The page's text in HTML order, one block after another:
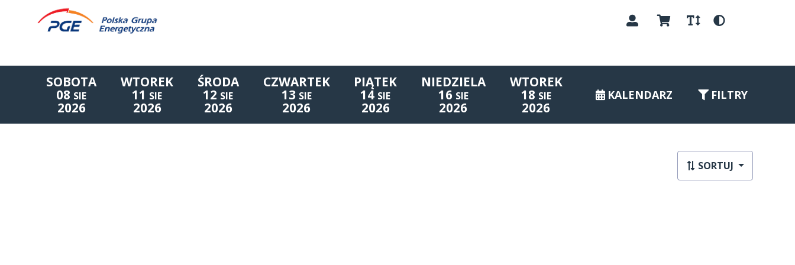
SOBOTA
08 SIE
2026
WTOREK
11 SIE
2026
ŚRODA
12 SIE
2026
CZWARTEK
13 SIE
2026
PIĄTEK
14 SIE
2026
NIEDZIELA
16 SIE
2026
WTOREK
18 SIE
2026
KALENDARZ FILTRY
SORTUJ